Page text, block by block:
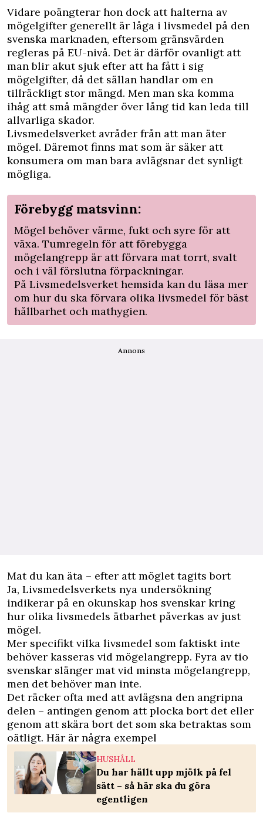
Vidare poängterar hon dock att halterna av
mögelgifter generellt är låga i livsmedel på den
svenska marknaden, eftersom gränsvärden
regleras på EU-nivå. Det är därför ovanligt att
man blir akut sjuk efter att ha fått i sig
mögelgifter, då det sällan handlar om en
tillräckligt stor mängd. Men man ska komma
ihåg att små mängder över lång tid kan leda till
allvarliga skador.
Livsmedelsverket avråder från att man äter
mögel. Däremot finns mat som är säker att
konsumera om man bara avlägsnar det synligt
mögliga.
Förebygg matsvinn:
Mögel behöver värme, fukt och syre för att
växa. Tumregeln för att förebygga
mögelangrepp är att förvara mat torrt, svalt
och i väl förslutna förpackningar.
På Livsmedelsverket hemsida kan du läsa mer
om hur du ska förvara olika livsmedel för bäst
hållbarhet och mathygien.
Annons
Mat du kan äta – efter att möglet tagits bort
Ja, Livsmedelsverkets nya undersökning
indikerar på en okunskap hos svenskar kring
hur olika livsmedels ätbarhet påverkas av just
mögel.
Mer specifikt vilka livsmedel som faktiskt inte
behöver kasseras vid mögelangrepp. Fyra av tio
svenskar slänger mat vid minsta mögelangrepp,
men det behöver man inte.
Det räcker ofta med att avlägsna den angripna
delen – antingen genom att plocka bort det eller
genom att skära bort det som ska betraktas som
oätligt. Här är några exempel
HUSHÅLL
Du har hällt upp mjölk på fel
sätt – så här ska du göra
egentligen